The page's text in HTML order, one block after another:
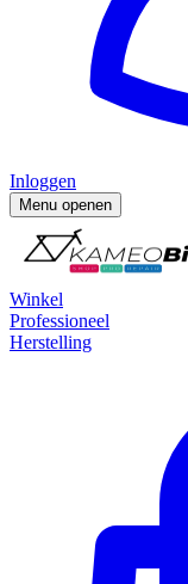
Inloggen
Menu openen
Winkel
Professioneel
Herstelling